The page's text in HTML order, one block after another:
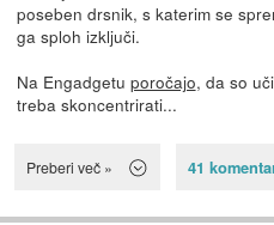
poseben drsnik, s katerim se
ga sploh izključi.
Na Engadgetu poročajo, da so
treba skoncentrirati...
Preberi več » 41